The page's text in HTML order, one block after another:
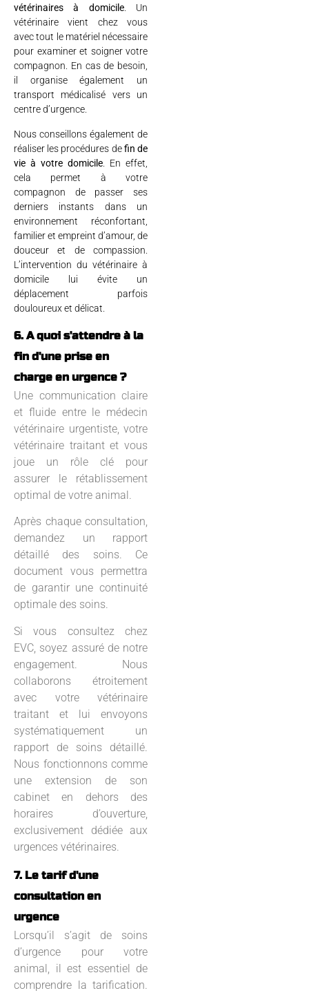
vétérinaires à domicile. Un
vétérinaire vient chez vous
avec tout le matériel nécessaire
pour examiner et soigner votre
compagnon. En cas de besoin,
il organise également un
transport médicalisé vers un
centre d’urgence.
Nous conseillons également de
réaliser les procédures defin de
vie à votre domicile . En effet,
cela permet à votre
compagnon de passer ses
derniers instants dans un
environnement réconfortant,
familier et empreint d’amour, de
douceur et de compassion.
L’intervention du vétérinaire à
domicile lui évite un
déplacement parfois
douloureux et délicat.
6. A quoi s'attendre à la
fin d'une prise en
charge en urgence ?
Une communication claire
et fluide entre le médecin
vétérinaire urgentiste, votre
vétérinaire traitant et vous
joue un rôle clé pour
assurer le rétablissement
optimal de votre animal.
Après chaque consultation,
demandez un rapport
détaillé des soins. Ce
document vous permettra
de garantir une continuité
optimale des soins.
Si vous consultez chez
EVC, soyez assuré de notre
engagement. Nous
collaborons étroitement
avec votre vétérinaire
traitant et lui envoyons
systématiquement un
rapport de soins détaillé.
Nous fonctionnons comme
une extension de son
cabinet en dehors des
horaires d’ouverture,
exclusivement dédiée aux
urgences vétérinaires.
7. Le tarif d'une
consultation en
urgence
Lorsqu’il s’agit de soins
d’urgence pour votre
animal, il est essentiel de
comprendre la tarification.